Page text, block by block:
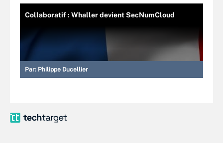
Collaboratif : Whaller devient SecNumCloud
Par: Philippe Ducellier